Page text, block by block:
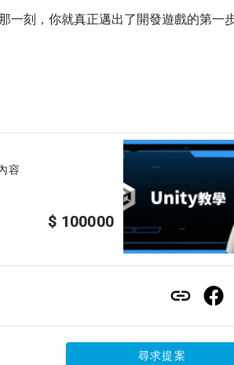
刻，你就真正邁出了開發遊戲的第一
容
$ 100000
尋求提案